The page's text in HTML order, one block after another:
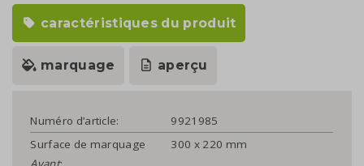
caractéristiques du produit
marquage aperçu
Numéro d’article:
9921985
Surface de marquage
300 x 220 mm